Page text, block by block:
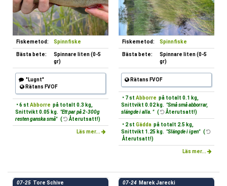
Fiskemetod: Spinnfiske
Bästa bete:
Spinnare liten (0-5
gr)
"Lugnt"
Rätans FVOF
• 6 st Abborre på totalt 0.3 kg,
Snittvikt 0.05 kg. "Ett par på 2-300g
resten ganska små" ( Återutsatt!)
Läs mer...
Fiskemetod: Spinnfiske
Bästa bete:
Spinnare liten (0-5
gr)
Rätans FVOF
• 7 st Abborre på totalt 0.1 kg,
Snittvikt 0.02 kg. "Små små abborrar,
slängde i alla. " ( Återutsatt!)
• 2 st Gädda på totalt 2.5 kg,
Snittvikt 1.25 kg. "Slängde i igen" (
Återutsatt!)
Läs mer...
07-25 Tore Schive 07-24 Marek Jarecki